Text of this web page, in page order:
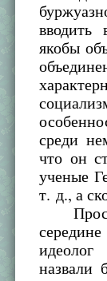
якобы
среди
что он
ученые
т. д., а
идеолог
назвали